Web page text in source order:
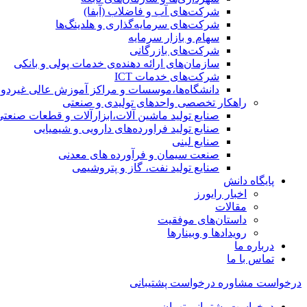
شرکت‌های آب و فاضلاب (آبفا)
شرکت‌های سرمایه‌گذاری و هلدینگ‌ها
سهام و بازار سرمایه
شرکت‌های بازرگانی
سازمان‌های ارائه دهنده‌ی خدمات پولی و بانکی
شرکت‌های خدمات ICT
دانشگاه‌ها،موسسات و مراکز آموزش عالی
راهکار تخصصی واحدهای تولیدی و صنعتی
صنایع توليد ماشين آلات،ابزارآلات و قطعات
صنایع تولید فراورده‌های دارویی و شیمیایی
صنایع لبنی
صنعت سیمان و فرآورده های معدنی
صنایع تولید نفت، گاز و پتروشيمی
پایگاه دانش
اخبار رایورز
مقالات
داستان‌های موفقیت
رویدادها و وبینارها
درباره ما
تماس با ما
درخواست مشاوره درخواست پشتیبانی